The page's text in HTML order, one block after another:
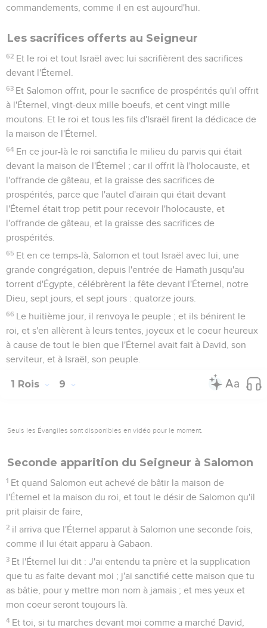
commandements, comme il en est aujourd'hui.
Les sacrifices offerts au Seigneur
62 Et le roi et tout Israël avec lui sacrifièrent des sacrifices
devant l'Éternel.
63 Et Salomon offrit, pour le sacrifice de prospérités qu'il offrit
à l'Éternel, vingt-deux mille boeufs, et cent vingt mille
moutons. Et le roi et tous les fils d'Israël firent la dédicace de
la maison de l'Éternel.
64 En ce jour-là le roi sanctifia le milieu du parvis qui était
devant la maison de l'Éternel ; car il offrit là l'holocauste, et
l'offrande de gâteau, et la graisse des sacrifices de
prospérités, parce que l'autel d'airain qui était devant
l'Éternel était trop petit pour recevoir l'holocauste, et
l'offrande de gâteau, et la graisse des sacrifices de
prospérités.
65 Et en ce temps-là, Salomon et tout Israël avec lui, une
grande congrégation, depuis l'entrée de Hamath jusqu'au
torrent d'Égypte, célébrèrent la fête devant l'Éternel, notre
Dieu, sept jours, et sept jours : quatorze jours.
66 Le huitième jour, il renvoya le peuple ; et ils bénirent le
roi, et s'en allèrent à leurs tentes, joyeux et le coeur heureux
à cause de tout le bien que l'Éternel avait fait à David, son
serviteur, et à Israël, son peuple.
1 Rois 9
Seuls les Évangiles sont disponibles en vidéo pour le moment.
Seconde apparition du Seigneur à Salomon
1 Et quand Salomon eut achevé de bâtir la maison de
l'Éternel et la maison du roi, et tout le désir de Salomon qu'il
prit plaisir de faire,
2 il arriva que l'Éternel apparut à Salomon une seconde fois,
comme il lui était apparu à Gabaon.
3 Et l'Éternel lui dit : J'ai entendu ta prière et la supplication
que tu as faite devant moi ; j'ai sanctifié cette maison que tu
as bâtie, pour y mettre mon nom à jamais ; et mes yeux et
mon coeur seront toujours là.
4 Et toi, si tu marches devant moi comme a marché David,